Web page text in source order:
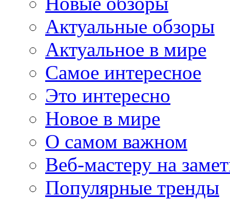
Актуальные обзоры
Актуальное в мире
Самое интересное
Это интересно
Новое в мире
О самом важном
Веб-мастеру на
Популярные тренды